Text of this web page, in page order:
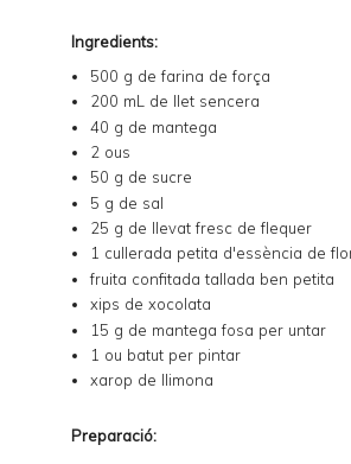
Ingredients:
500 g de farina de força
200 mL de llet sencera
40 g de mantega
2 ous
50 g de sucre
5 g de sal
25 g de llevat fresc de flequer
1 cullerada petita d'essència de
fruita confitada tallada ben petita
xips de xocolata
15 g de mantega fosa per untar
1 ou batut per pintar
xarop de llimona
Preparació: